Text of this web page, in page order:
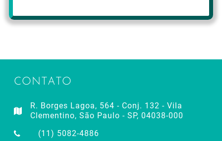
CONTATO
R. Borges Lagoa, 564 - Conj. 132 - Vila
Clementino, São Paulo - SP, 04038-000
(11) 5082-4886